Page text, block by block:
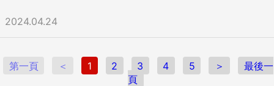
2024.04.24
第一頁 ＜ 1 2 3 4 5 ＞
最後一
頁